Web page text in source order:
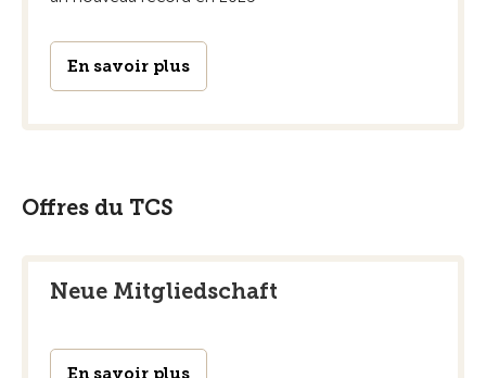
En savoir plus
Offres du TCS
Neue Mitgliedschaft
En savoir plus